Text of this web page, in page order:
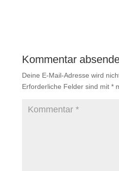
Kommentar
Deine E-Mail-Adresse wird
Erforderliche Felder sind mit *